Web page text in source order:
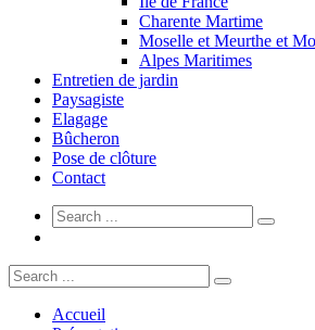
Charente Martime
Moselle et Meurthe et
Alpes Maritimes
Entretien de jardin
Paysagiste
Elagage
Bûcheron
Pose de clôture
Contact
Accueil